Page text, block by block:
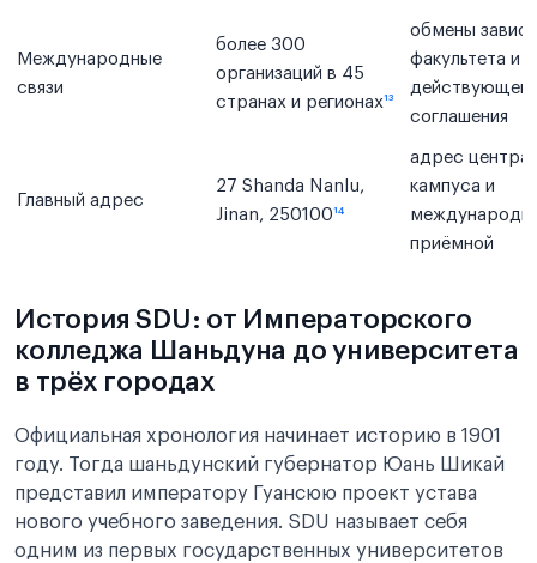
Международные
связи
более 300
организаций в 45
странах и регионах¹³
обмены
факультета и
действующего
соглашения
Главный адрес
27 Shanda Nanlu,
Jinan, 250100¹⁴
адрес
кампуса и
приёмной
История SDU: от Императорского
колледжа Шаньдуна до университета
в трёх городах
Официальная хронология начинает историю в 1901
году. Тогда шаньдунский губернатор Юань Шикай
представил императору Гуансюю проект устава
нового учебного заведения. SDU называет себя
одним из первых государственных университетов